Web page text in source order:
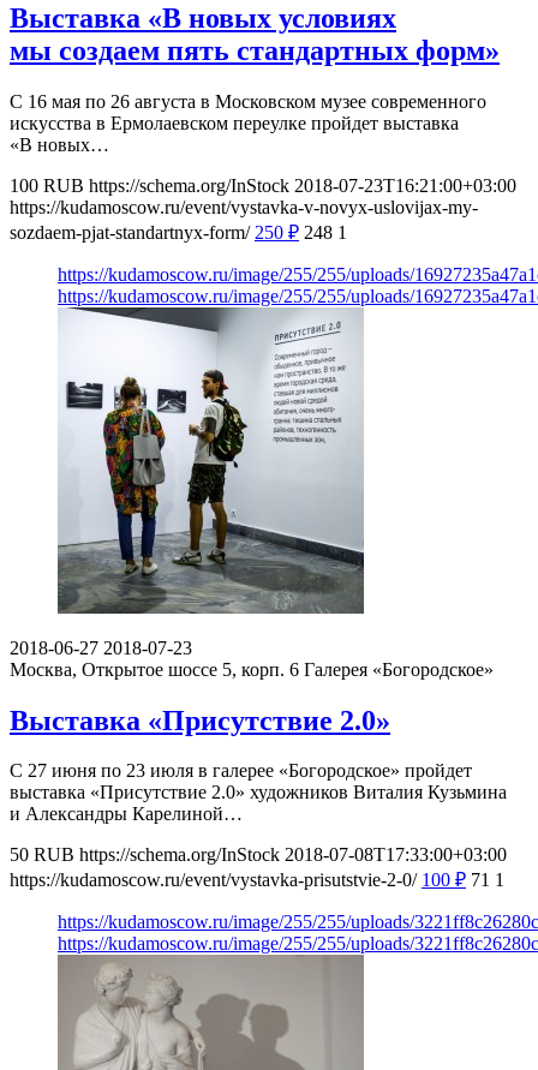
Выставка «В новых условиях
мы создаем пять стандартных форм»
С 16 мая по 26 августа в Московском музее современного
искусства в Ермолаевском переулке пройдет выставка
«В новых…
100 RUB https://schema.org/InStock 2018-07-23T16:21:00+03:00
https://kudamoscow.ru/event/vystavka-v-novyx-uslovijax-my-
sozdaem-pjat-standartnyx-form/ 250 ₽ 248 1
https://kudamoscow.ru/image/255/255/uploads/
https://kudamoscow.ru/image/255/255/uploads/
2018-06-27 2018-07-23
Москва, Открытое шоссе 5, корп. 6 Галерея «Богородское»
Выставка «Присутствие 2.0»
С 27 июня по 23 июля в галерее «Богородское» пройдет
выставка «Присутствие 2.0» художников Виталия Кузьмина
и Александры Карелиной…
50 RUB https://schema.org/InStock 2018-07-08T17:33:00+03:00
https://kudamoscow.ru/event/vystavka-prisutstvie-2-0/ 100 ₽ 71 1
https://kudamoscow.ru/image/255/255/uploads/
https://kudamoscow.ru/image/255/255/uploads/